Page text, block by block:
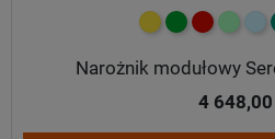
żółtyzielonyczerwony
miętowy
Narożnik modułowy
4 648,00